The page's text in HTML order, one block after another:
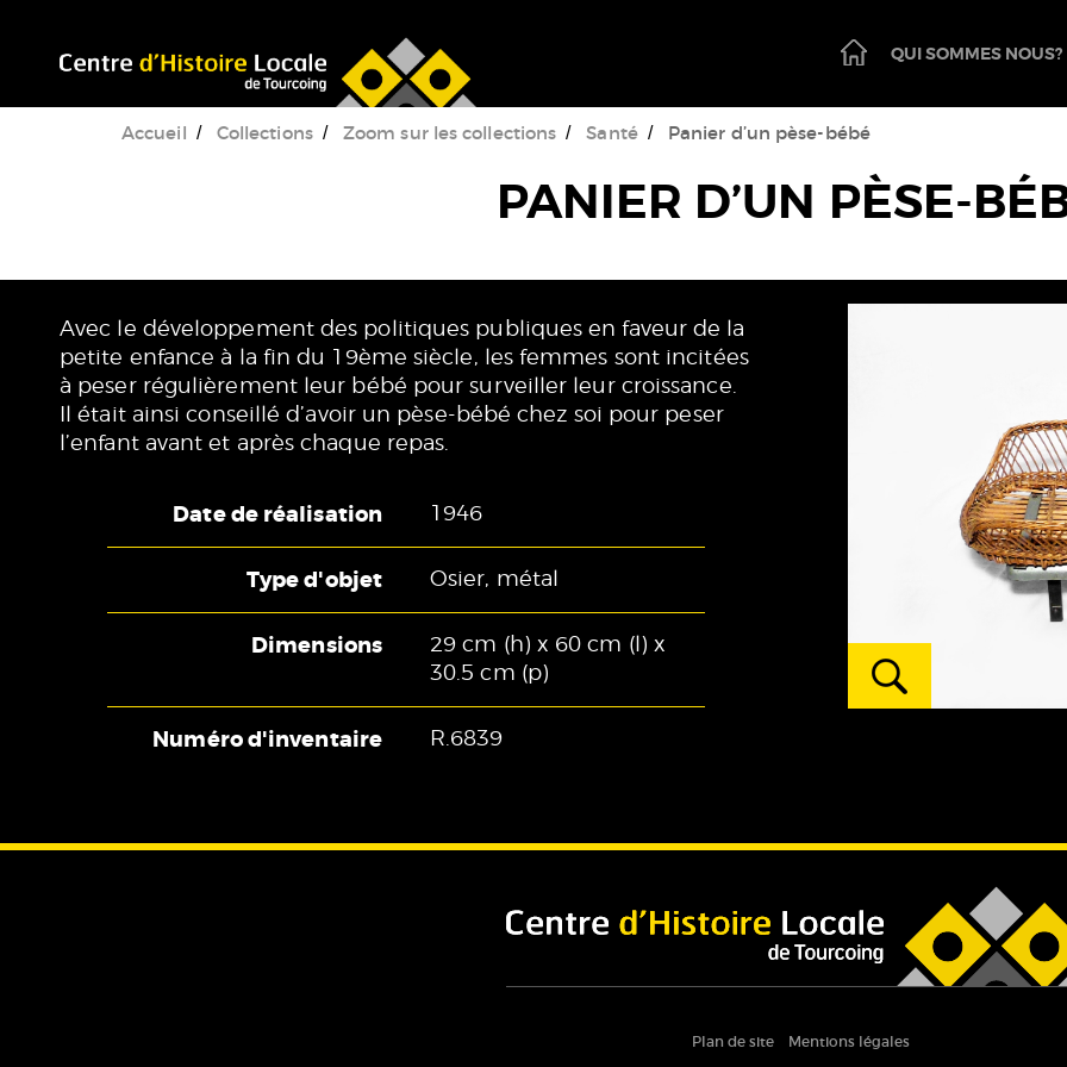
PAGE
D'ACCUEIL
QUI SOMMES NOUS?
Accueil Collections Zoom sur les collections Santé Panier d’un pèse-bébé
PANIER D’UN PÈSE-
Avec le développement des politiques publiques en faveur de la
petite enfance à la fin du 19ème siècle, les femmes sont incitées
à peser régulièrement leur bébé pour surveiller leur croissance.
Il était ainsi conseillé d’avoir un pèse-bébé chez soi pour peser
l’enfant avant et après chaque repas.
Date de réalisation 1946
Type d'objet Osier, métal
Dimensions
29 cm (h) x 60 cm (l) x
30.5 cm (p)
Numéro d'inventaire R.6839
l'oeuvre
Plan de site Mentions légales